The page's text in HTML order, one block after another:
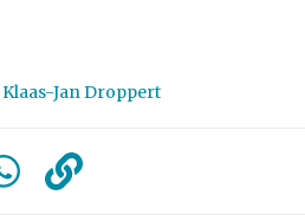
Klaas-Jan Droppert